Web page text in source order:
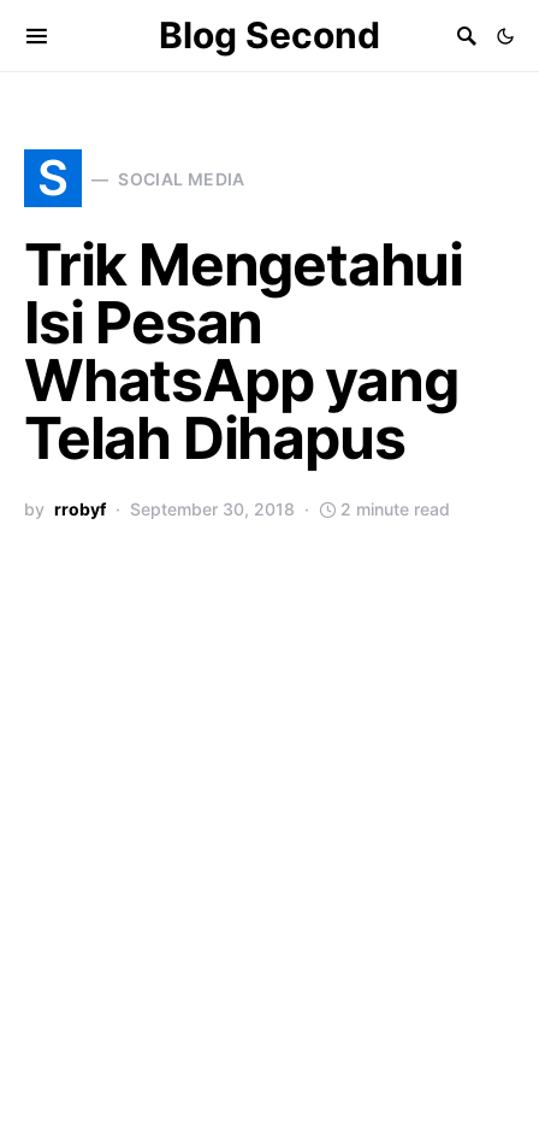
Blog Second
S SOCIAL MEDIA
Trik Mengetahui
Isi Pesan
WhatsApp yang
Telah Dihapus
by rrobyf September 30, 2018 2 minute read